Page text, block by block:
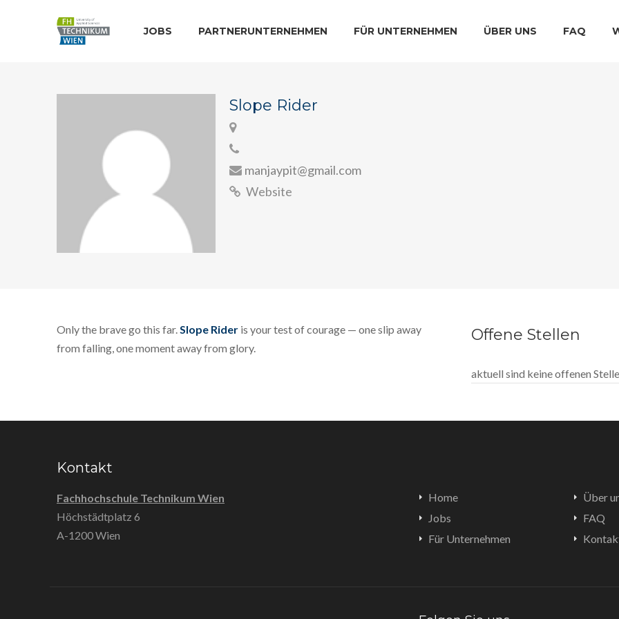
JOBS PARTNERUNTERNEHMEN FÜR UNTERNEHMEN ÜBER UNS FAQ
Slope Rider
manjaypit@gmail.com
Website
Only the brave go this far.Slope Rider is your test of courage — one slip away
from falling, one moment away from glory.
Offene Stellen
aktuell sind keine offenen
Kontakt
Fachhochschule Technikum Wien
Höchstädtplatz 6
A-1200 Wien
Home
Jobs
Für Unternehmen
Über
FAQ